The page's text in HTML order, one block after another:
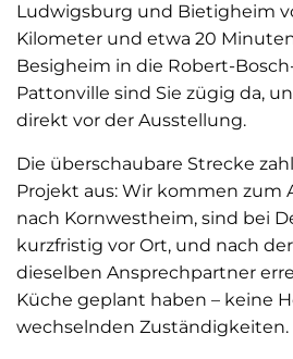
Ludwigsburg und Bietigheim
Kilometer und etwa 20
Besigheim in die Robert-
Pattonville sind Sie zügig da,
direkt vor der Ausstellung.
Die überschaubare Strecke
Projekt aus: Wir kommen zum
nach Kornwestheim, sind bei
kurzfristig vor Ort, und nach
dieselben Ansprechpartner
Küche geplant haben – keine
wechselnden Zuständigkeiten.